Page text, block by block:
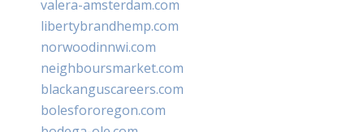
valera-amsterdam.com
libertybrandhemp.com
norwoodinnwi.com
neighboursmarket.com
blackanguscareers.com
bolesfororegon.com